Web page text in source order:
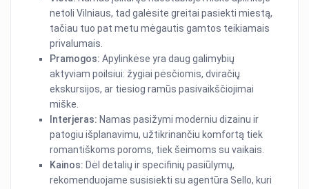
netoli Vilniaus, tad galėsite greitai pasiekti miestą,
tačiau tuo pat metu mėgautis gamtos teikiamais
privalumais.
Pramogos: Apylinkėse yra daug galimybių
aktyviam poilsiui: žygiai pėsčiomis, dviračių
ekskursijos, ar tiesiog ramūs pasivaikščiojimai
miške.
Interjeras: Namas pasižymi moderniu dizainu ir
patogiu išplanavimu, užtikrinančiu komfortą tiek
romantiškoms poroms, tiek šeimoms su vaikais.
Kainos: Dėl detalių ir specifinių pasiūlymų,
rekomenduojame susisiekti su agentūra Sello, kuri